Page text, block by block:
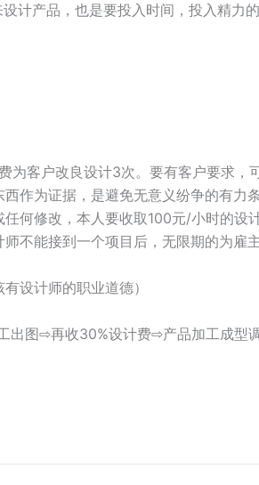
计产品，也是要投入时间，投入精力
客户改良设计3次。要有客户要求
作为证据，是避免无意义纷争的有力条
何修改，本人要收取100元/小时的
不能接到一个项目后，无限期的为
设计师的职业道德）
图⇨再收30%设计费⇨产品加工成型